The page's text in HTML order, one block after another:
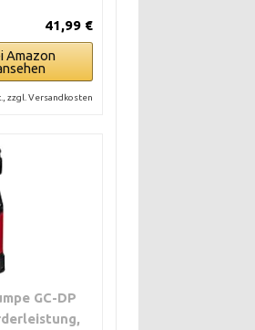
41,99 €
Amazon
zzgl. Versandkosten
GC-DP